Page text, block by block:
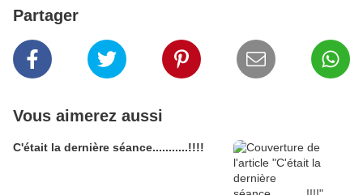
Partager
Vous aimerez aussi
C'était la dernière séance...........!!!!